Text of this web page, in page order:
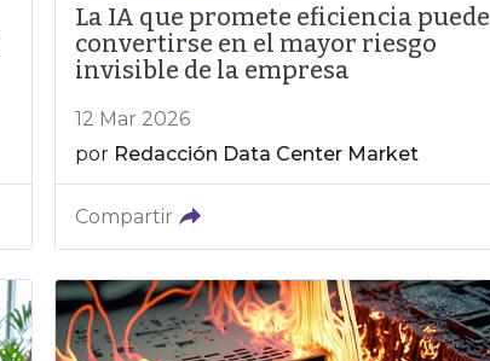
La IA que promete eficiencia puede
convertirse en el mayor riesgo
invisible de la empresa
12 Mar 2026
por Redacción Data Center Market
Compartir